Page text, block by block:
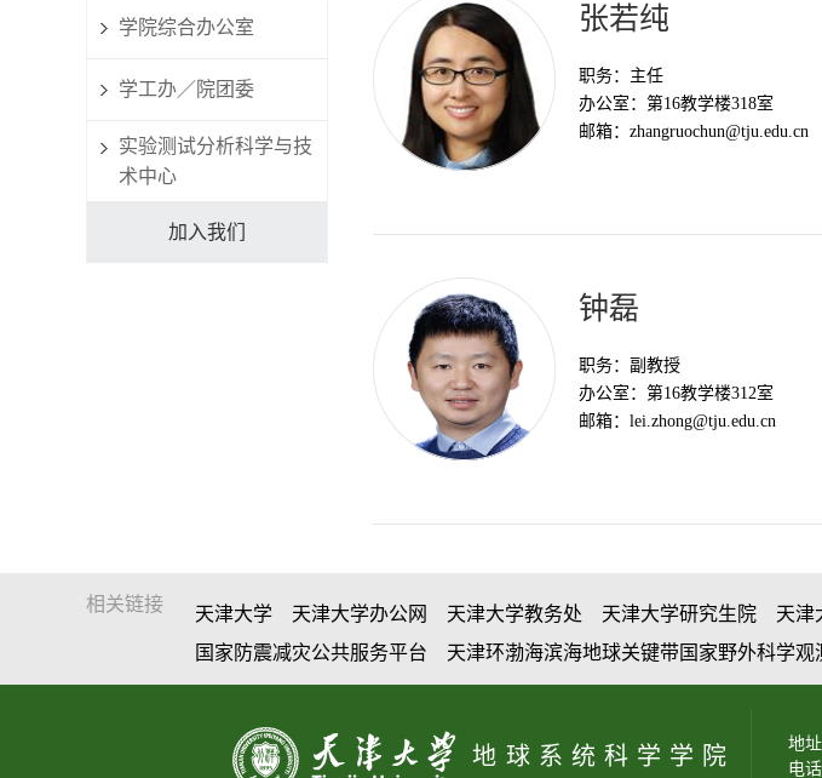
学院综合办公室
学工办／院团委
实验测试分析科学与技
术中心
加入我们
张若纯
职务： 主任
办公室： 第16教学楼318室
邮箱： zhangruochun@tju.edu.cn
钟磊
职务： 副教授
办公室： 第16教学楼312室
邮箱： lei.zhong@tju.edu.cn
相关链接 天津大学 天津大学办公网 天津大学教务处 天津大学研究生院 天津
国家防震减灾公共服务平台
天津环渤海滨海地球关键带国家野外科学观
地球系统科学学院
地
电